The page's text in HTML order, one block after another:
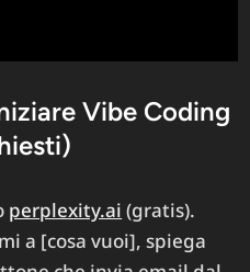
Vibe Coding
perplexity.ai (gratis).
a [cosa vuoi], spiega